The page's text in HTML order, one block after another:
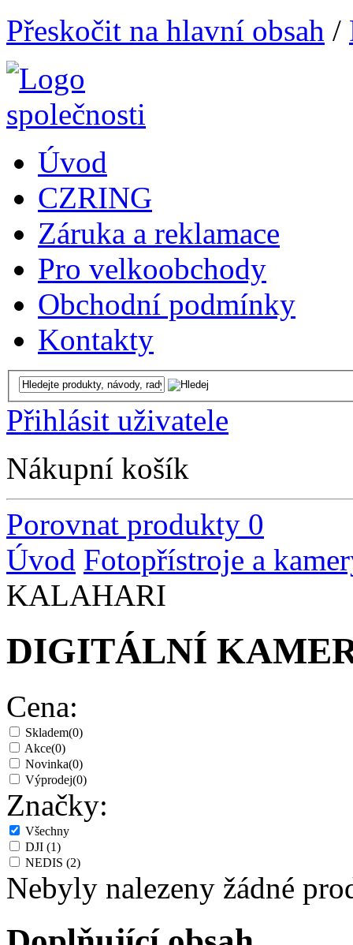
Přeskočit na hlavní obsah /
Úvod
CZRING
Záruka a reklamace
Pro velkoobchody
Obchodní podmínky
Kontakty
Přihlásit uživatele
Nákupní košík
Porovnat produkty 0
Úvod Fotopřístroje a
KALAHARI
DIGITÁLNÍ
Cena:
Skladem(0)
Akce(0)
Novinka(0)
Výprodej(0)
Značky:
Všechny
DJI (1)
NEDIS (2)
Nebyly nalezeny žádné